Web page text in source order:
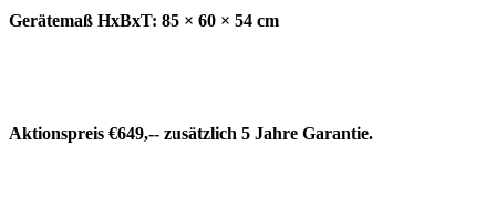
Gerätemaß HxBxT: 85 × 60 × 54 cm
Aktionspreis €649,-- zusätzlich 5 Jahre Garantie.